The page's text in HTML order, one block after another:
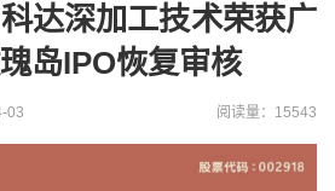
达深加工技术荣获广
岛IPO恢复审核
03 阅读量：15543